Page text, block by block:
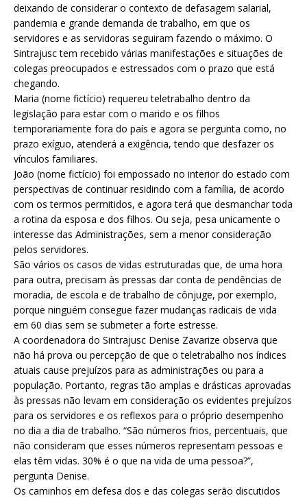
deixando de considerar o contexto de defasagem salarial,
pandemia e grande demanda de trabalho, em que os
servidores e as servidoras seguiram fazendo o máximo. O
Sintrajusc tem recebido várias manifestações e situações de
colegas preocupados e estressados com o prazo que está
chegando.
Maria (nome fictício) requereu teletrabalho dentro da
legislação para estar com o marido e os filhos
temporariamente fora do país e agora se pergunta como, no
prazo exíguo, atenderá a exigência, tendo que desfazer os
vínculos familiares.
João (nome fictício) foi empossado no interior do estado com
perspectivas de continuar residindo com a família, de acordo
com os termos permitidos, e agora terá que desmanchar toda
a rotina da esposa e dos filhos. Ou seja, pesa unicamente o
interesse das Administrações, sem a menor consideração
pelos servidores.
São vários os casos de vidas estruturadas que, de uma hora
para outra, precisam às pressas dar conta de pendências de
moradia, de escola e de trabalho de cônjuge, por exemplo,
porque ninguém consegue fazer mudanças radicais de vida
em 60 dias sem se submeter a forte estresse.
A coordenadora do Sintrajusc Denise Zavarize observa que
não há prova ou percepção de que o teletrabalho nos índices
atuais cause prejuízos para as administrações ou para a
população. Portanto, regras tão amplas e drásticas aprovadas
às pressas não levam em consideração os evidentes prejuízos
para os servidores e os reflexos para o próprio desempenho
no dia a dia de trabalho. “São números frios, percentuais, que
não consideram que esses números representam pessoas e
elas têm vidas. 30% é o que na vida de uma pessoa?”,
pergunta Denise.
Os caminhos em defesa dos e das colegas serão discutidos